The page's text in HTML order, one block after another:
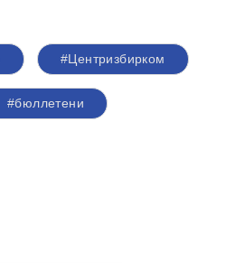
#Центризбирком
#бюллетени